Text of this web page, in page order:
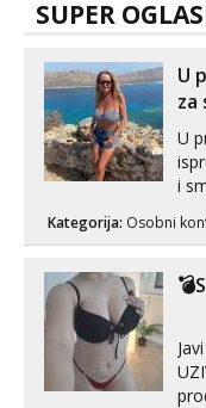
SUPER
U
za
U
i
Kategorija: Osobni
UZIVO! Radim